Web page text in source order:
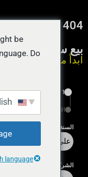
404 — الصفحة غير موجودة
بيع سيارة نقداً
ابدأ من هنا يستغرق 55 ثانية
1
الإنهاء
السنة
على سبيل المثال 2018
الشركة المُصنِّعة
be
Do
language